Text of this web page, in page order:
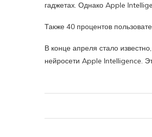
гаджетах. Однако Apple
Также 40 процентов
В конце апреля стало
нейросети Apple Intelligence.